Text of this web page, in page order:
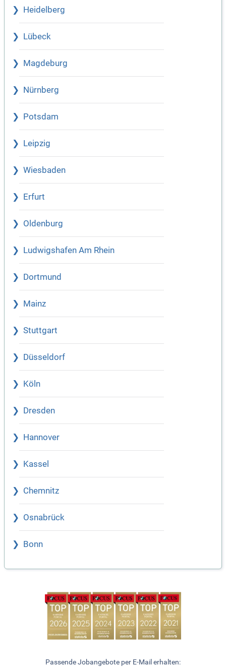
Heidelberg
Lübeck
Magdeburg
Nürnberg
Potsdam
Leipzig
Wiesbaden
Erfurt
Oldenburg
Ludwigshafen Am Rhein
Dortmund
Mainz
Stuttgart
Düsseldorf
Köln
Dresden
Hannover
Kassel
Chemnitz
Osnabrück
Bonn
Passende Jobangebote per E-Mail erhalten: